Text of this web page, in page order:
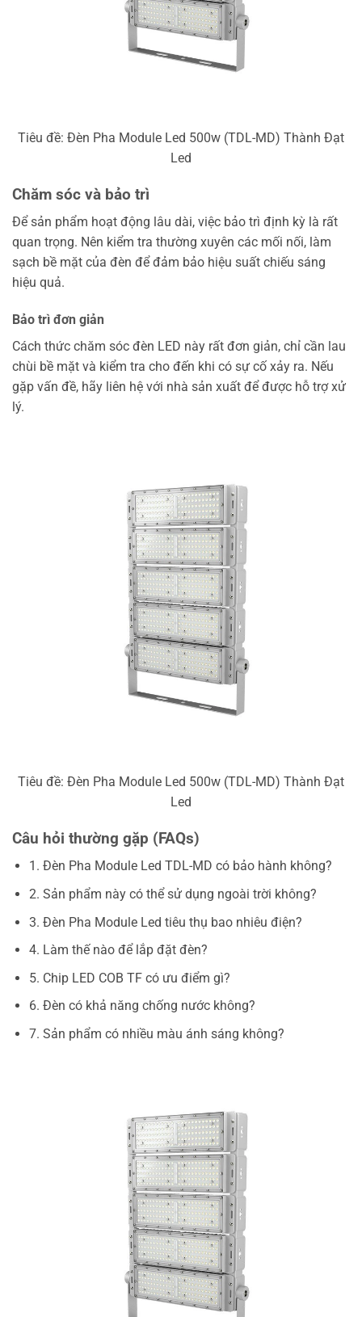
Tiêu đề: Đèn Pha Module Led 500w (TDL-MD) Thành Đạt
Led
Chăm sóc và bảo trì
Để sản phẩm hoạt động lâu dài, việc bảo trì định kỳ là rất
quan trọng. Nên kiểm tra thường xuyên các mối nối, làm
sạch bề mặt của đèn để đảm bảo hiệu suất chiếu sáng
hiệu quả.
Bảo trì đơn giản
Cách thức chăm sóc đèn LED này rất đơn giản, chỉ cần lau
chùi bề mặt và kiểm tra cho đến khi có sự cố xảy ra. Nếu
gặp vấn đề, hãy liên hệ với nhà sản xuất để được hỗ trợ xử
lý.
Tiêu đề: Đèn Pha Module Led 500w (TDL-MD) Thành Đạt
Led
Câu hỏi thường gặp (FAQs)
1. Đèn Pha Module Led TDL-MD có bảo hành không?
2. Sản phẩm này có thể sử dụng ngoài trời không?
3. Đèn Pha Module Led tiêu thụ bao nhiêu điện?
4. Làm thế nào để lắp đặt đèn?
5. Chip LED COB TF có ưu điểm gì?
6. Đèn có khả năng chống nước không?
7. Sản phẩm có nhiều màu ánh sáng không?